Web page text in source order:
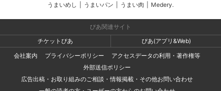
うまいめし
うまいパン うまい肉 Medery.
ぴあ関連サイト
チケットぴあ
ぴあ(アプリ&Web)
会社案内
プライバシーポリシー
アクセスデータの利用・著作権等
外部送信ポリシー
広告出稿・お取り組みのご相談・情報掲載・その他お問い合わせ